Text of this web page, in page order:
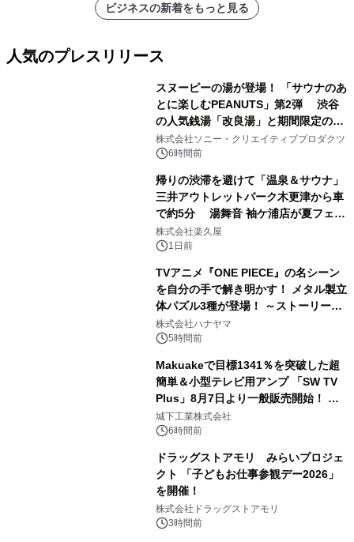
ビジネスの新着をもっと見る
人気のプレスリリース
スヌーピーの湯が登場！ 「サウナのあ
とに楽しむPEANUTS」第2弾 渋谷
の人気銭湯「改良湯」と期間限定のコ
ラボレーション サウナイキタイコラ
ボグッズも発売決定！
株式会社ソニー・クリエイティブプロダクツ
6時間前
帰りの渋滞を避けて「温泉＆サウナ」
三井アウトレットパーク木更津から車
で約5分 湯舞音 袖ケ浦店が夏フェア
メニューを提供
株式会社楽久屋
1日前
TVアニメ『ONE PIECE』の名シーン
を自分の手で解き明かす！ メタル製立
体パズル3種が登場！ ～ストーリーと
ギミックが融合した 大人の体験型パズ
ルが8月7日(金)12時より先行予約受付
株式会社ハナヤマ
5時間前
Makuakeで目標1341％を突破した超
簡単＆小型テレビ用アンプ 「SW TV
Plus」8月7日より一般販売開始！ ケ
ーブル1本つなぐだけ、テレビの音が
ぐっと豊かに
城下工業株式会社
6時間前
ドラッグストアモリ みらいプロジェ
クト 「子どもお仕事参観デー2026」
を開催！
株式会社ドラッグストアモリ
3時間前